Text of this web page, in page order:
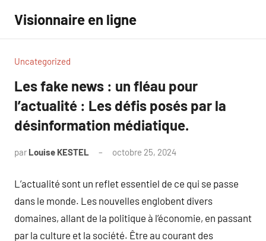
contenu
Visionnaire en ligne
Uncategorized
Les fake news : un fléau pour
l’actualité : Les défis posés par la
désinformation médiatique.
par Louise KESTEL octobre 25, 2024
L’actualité sont un reflet essentiel de ce qui se passe
dans le monde. Les nouvelles englobent divers
domaines, allant de la politique à l’économie, en passant
par la culture et la société. Être au courant des